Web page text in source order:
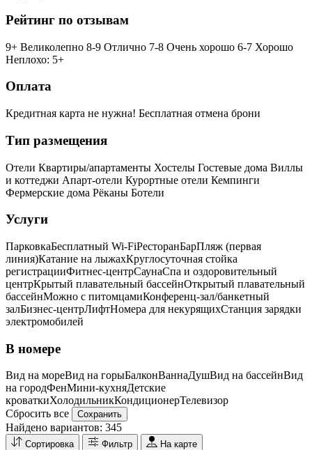
Рейтинг по отзывам
9+ Великолепно 8-9 Отлично 7-8 Очень хорошо 6-7 Хорошо
Неплохо: 5+
Оплата
Кредитная карта не нужна! Бесплатная отмена брони
Тип размещения
Отели Квартиры/апартаменты Хостелы Гостевые дома Виллы
и коттеджи Апарт-отели Курортные отели Кемпинги
Фермерские дома Рёканы Ботели
Услуги
ПарковкаБесплатный Wi-FiРесторанБарПляж (первая
линия)Катание на лыжахКруглосуточная стойка
регистрацииФитнес-центрСаунаСпа и оздоровительный
центрКрытый плавательный бассейнОткрытый плавательный
бассейнМожно с питомцамиКонференц-зал/банкетный
залБизнес-центрЛифтНомера для некурящихCтанция зарядки
электромобилей
В номере
Вид на мореВид на горыБалконВаннаДушВид на бассейнВид
на городФенМини-кухняДетские
кроваткиХолодильникКондиционерТелевизор
Сбросить все
Сохранить
Найдено вариантов: 345
Сортировка Фильтр На карте